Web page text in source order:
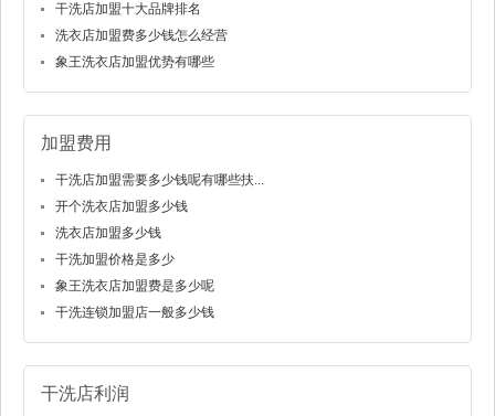
干洗店加盟十大品牌排名
洗衣店加盟费多少钱怎么经营
象王洗衣店加盟优势有哪些
加盟费用
干洗店加盟需要多少钱呢有哪些扶...
开个洗衣店加盟多少钱
洗衣店加盟多少钱
干洗加盟价格是多少
象王洗衣店加盟费是多少呢
干洗连锁加盟店一般多少钱
干洗店利润